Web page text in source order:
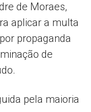
de Moraes,
aplicar a multa
propaganda
de
pela maioria